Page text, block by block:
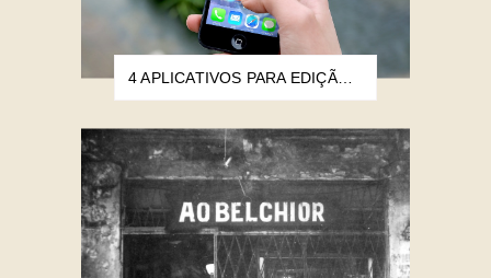
4 APLICATIVOS PARA EDIÇÃO DE IMAGEM E VIDEO QUE UTILIZO E RECOMENDO